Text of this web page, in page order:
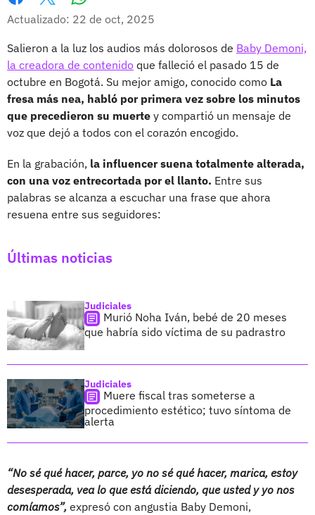
Facebook
X
Actualizado: 22 de oct, 2025
Salieron a la luz los audios más dolorosos de Baby Demoni,
la creadora de contenido que falleció el pasado 15 de
octubre en Bogotá. Su mejor amigo, conocido como La
fresa más nea, habló por primera vez sobre los minutos
que precedieron su muerte y compartió un mensaje de
voz que dejó a todos con el corazón encogido.
En la grabación, la influencer suena totalmente alterada,
con una voz entrecortada por el llanto. Entre sus
palabras se alcanza a escuchar una frase que ahora
resuena entre sus seguidores:
Últimas noticias
Judiciales
Murió Noha Iván, bebé de 20 meses
que habría sido víctima de su padrastro
Judiciales
Muere fiscal tras someterse a
procedimiento estético; tuvo síntoma de
alerta
“No sé qué hacer, parce, yo no sé qué hacer, marica, estoy
desesperada, vea lo que está diciendo, que usted y yo nos
comíamos”, expresó con angustia Baby Demoni,